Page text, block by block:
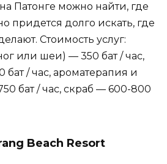
Патонге можно найти, где
придется долго искать, где
Стоимость услуг:
или шеи) — 350 бат / час,
/ час, ароматерапия и
бат / час, скраб — 600-800
Beach Resort